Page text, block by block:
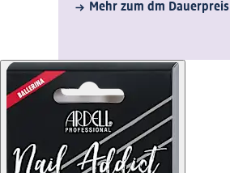
Mehr zum dm Dauerpreis